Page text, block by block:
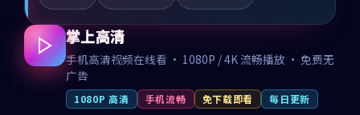
掌上高清
手机高清视频在线看 · 1080P / 4K 流畅播放 · 免费无
广告
1080P 高清 手机流畅 免下载即看 每日更新